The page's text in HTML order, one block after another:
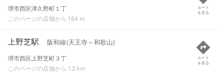
堺市西区津久野町１丁
このページの店舗から 184 m
ルート
を見る
上野芝駅 阪和線(天王寺～和歌山)
堺市西区上野芝町３丁
このページの店舗から 1.2 km
ルート
を見る